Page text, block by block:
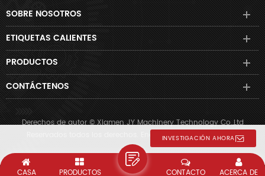
INVESTIGACIÓN AHORA
SOBRE NOSOTROS
ETIQUETAS CALIENTES
PRODUCTOS
CONTÁCTENOS
Derechos de autor © Xiamen JY Machinery Technology Co.,Ltd
Reservados todos los derechos. Energizado pordyyseo.com
CASA PRODUCTOS ACERCA DE
CONTACTO